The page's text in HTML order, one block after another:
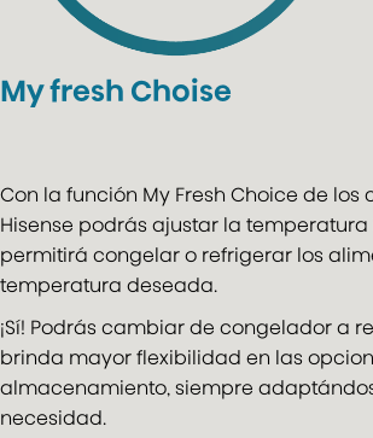
My fresh Choise
Con la función My Fresh Choice de los
Hisense podrás ajustar la
permitirá congelar o refrigerar los
temperatura deseada.
¡Sí! Podrás cambiar de congelador a
brinda mayor flexibilidad en las
almacenamiento, siempre
necesidad.